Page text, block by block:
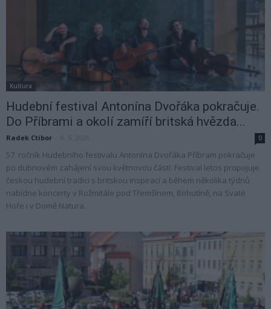
Kultura
Hudební festival Antonína Dvořáka pokračuje.
Do Příbrami a okolí zamíří britská hvězda...
Radek Ctibor 0
57. ročník Hudebního festivalu Antonína Dvořáka Příbram pokračuje
po dubnovém zahájení svou květnovou částí. Festival letos propojuje
českou hudební tradici s britskou inspirací a během několika týdnů
nabídne koncerty v Rožmitále pod Třemšínem, Bohutíně, na Svaté
Hoře i v Domě Natura.